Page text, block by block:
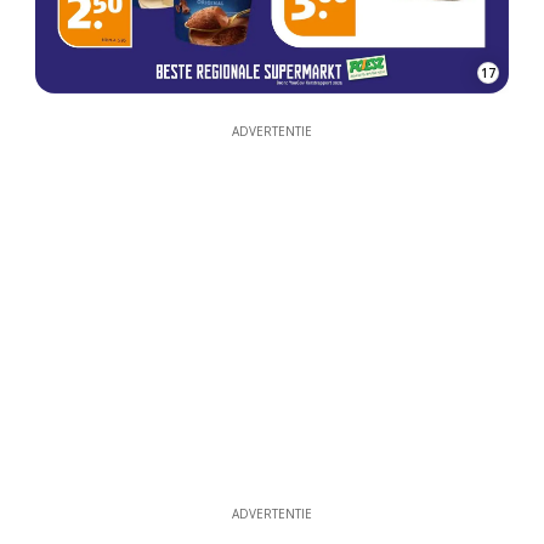
17
ADVERTENTIE
ADVERTENTIE